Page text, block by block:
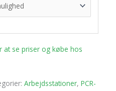
at se priser og købe hos
Arbejdsstationer, PCR-